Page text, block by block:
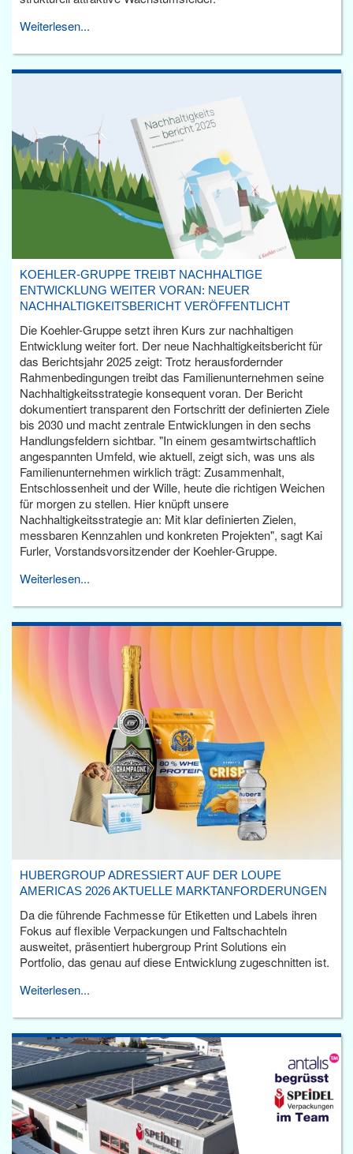
Weiterlesen...
KOEHLER-GRUPPE TREIBT NACHHALTIGE
ENTWICKLUNG WEITER VORAN: NEUER
NACHHALTIGKEITSBERICHT VERÖFFENTLICHT
Die Koehler-Gruppe setzt ihren Kurs zur nachhaltigen
Entwicklung weiter fort. Der neue Nachhaltigkeitsbericht für
das Berichtsjahr 2025 zeigt: Trotz herausfordernder
Rahmenbedingungen treibt das Familienunternehmen seine
Nachhaltigkeitsstrategie konsequent voran. Der Bericht
dokumentiert transparent den Fortschritt der definierten Ziele
bis 2030 und macht zentrale Entwicklungen in den sechs
Handlungsfeldern sichtbar. "In einem gesamtwirtschaftlich
angespannten Umfeld, wie aktuell, zeigt sich, was uns als
Familienunternehmen wirklich trägt: Zusammenhalt,
Entschlossenheit und der Wille, heute die richtigen Weichen
für morgen zu stellen. Hier knüpft unsere
Nachhaltigkeitsstrategie an: Mit klar definierten Zielen,
messbaren Kennzahlen und konkreten Projekten", sagt Kai
Furler, Vorstandsvorsitzender der Koehler-Gruppe.
Weiterlesen...
HUBERGROUP ADRESSIERT AUF DER LOUPE
AMERICAS 2026 AKTUELLE MARKTANFORDERUNGEN
Da die führende Fachmesse für Etiketten und Labels ihren
Fokus auf flexible Verpackungen und Faltschachteln
ausweitet, präsentiert hubergroup Print Solutions ein
Portfolio, das genau auf diese Entwicklung zugeschnitten ist.
Weiterlesen...